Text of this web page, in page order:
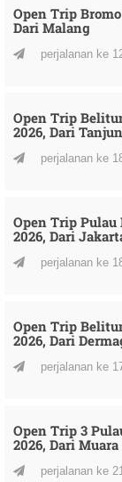
Open Trip
Dari Malang
perjalanan ke
Open Trip
2026, Dari
perjalanan ke
Open Trip Pulau
2026, Dari
perjalanan ke
Open Trip
2026, Dari
perjalanan ke
Open Trip 3
2026, Dari
perjalanan ke